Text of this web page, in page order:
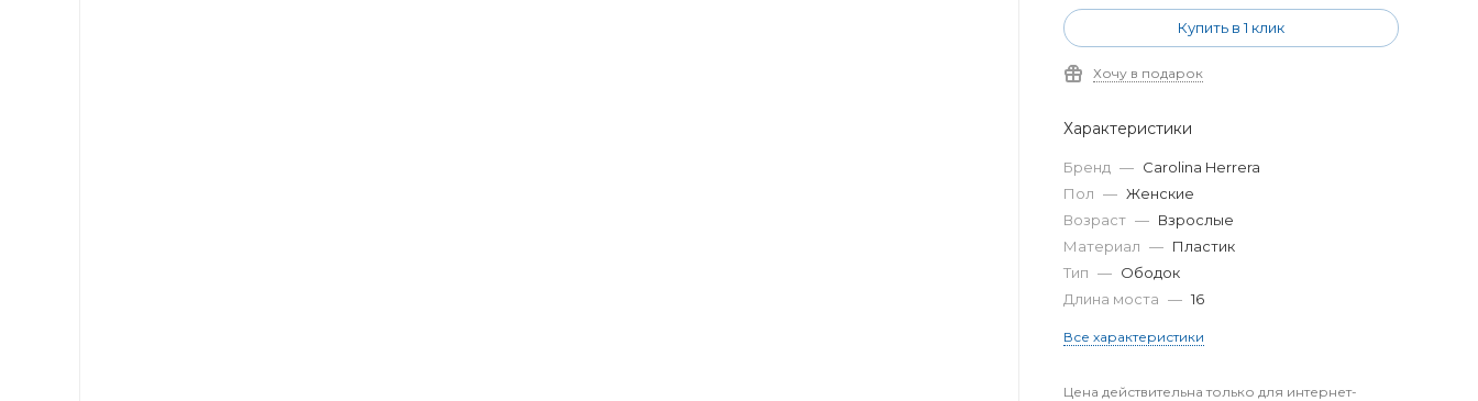
Купить в 1 клик
Хочу в подарок
Характеристики
Бренд — Carolina Herrera
Пол — Женские
Возраст — Взрослые
Материал — Пластик
Тип — Ободок
Длина моста — 16
Все характеристики
Цена действительна только для интернет-